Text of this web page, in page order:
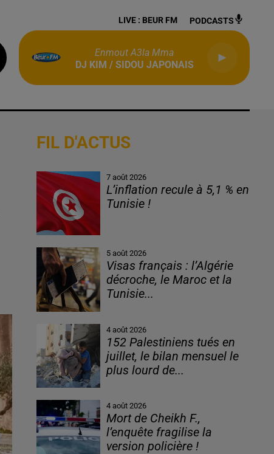
LIVE : BEUR FM PODCASTS
Enmout A3la Mma
DJ KIM / SIDOU JAPONAIS
FIL D'ACTUS
7 août 2026
L’inflation recule à 5,1 % en
Tunisie !
5 août 2026
Visas français : l’Algérie
décroche, le Maroc et la
Tunisie...
4 août 2026
152 Palestiniens tués en
juillet, le bilan mensuel le
plus lourd de...
4 août 2026
Mort de Cheikh F.,
l’enquête fragilise la
version policière !